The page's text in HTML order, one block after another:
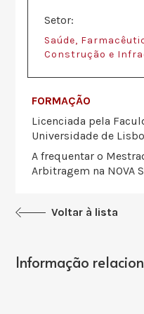
Voltar à lista
Setor:
Saúde,
Construção e
FORMAÇÃO
Licenciada pela
Universidade de
A frequentar o
Arbitragem na NOVA
Informação